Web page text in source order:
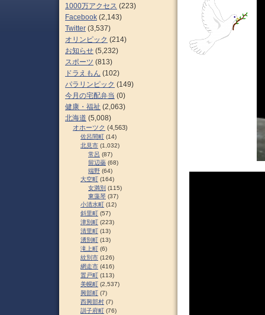
1000万アクセス (223)
Facebook (2,143)
Twitter (3,537)
オリンピック (214)
お知らせ (5,232)
スポーツ (813)
ドラえもん (102)
パラリンピック (149)
今月の宅配弁当 (0)
健康・福祉 (2,063)
北海道 (5,008)
オホーツク (4,563)
佐呂間町 (14)
北見市 (1,032)
常呂 (87)
留辺蘂 (68)
端野 (64)
大空町 (164)
女満別 (115)
東藻琴 (37)
小清水町 (12)
斜里町 (57)
津別町 (223)
清里町 (13)
湧別町 (13)
滝上町 (6)
紋別市 (126)
網走市 (416)
置戸町 (113)
美幌町 (2,537)
興部町 (7)
西興部村 (7)
訓子府町 (76)